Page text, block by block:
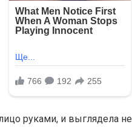
руками, и выглядела не